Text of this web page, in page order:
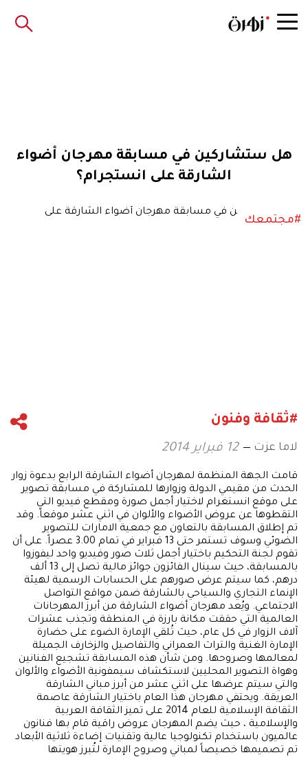
هل ستشاركين في مسابقة مهرجان أضواء
الشارقة على انستجرام؟
#مجتمعك
#ثقافة وفنون
لاما عزت 12 فبراير 2014
قامت الجهة المنظمة لمهرجان أضواء الشارقة الرابع بدعوة زوار
الحدث من مقيمي الدولة وزوارها للمشاركة في مسابقة تصوير
على موقع انستغرام لاختيار أجمل صورة ومقطع فيديو التي
التقطوها عن عروض الأضواء والألوان في اثني عشر موقعاً. وقد
تم إطلاق المسابقة بالتعاون مع جمعية الامارات للتصوير
الضوئي وسوف تستمر حتى 13 فبراير في تمام 3.00 عصراً. على أن
تقوم لجنة التحكيم باختيار أجمل ثلاث صور وفيديو واحد ليفوزوا
بالمسابقة، حيث سينال الفائزون جوائز مالية تصل إلى 13 ألف
درهم، كما سيتم عرض صورهم على الحسابات الرسمية لهيئة
الإنماء التجاري والسياحي بالشارقة ضمن مواقع التواصل
الاجتماعي. ويُعد مهرجان أضواء الشارقة من أبرز المهرجانات
العالمية التي حققت مكانة بارزة في المنطقة وتجذب عشرات
آلاف الزوار في كل عام، حيث تُلقي الإمارة الضوء على حضارة
الإمارة الغنية والتراث العمراني والتفاصيل والزخارف الجميلة
لمعالمها وصروحها. ومن شأن هذه المسابقة تشجيع الفنانين
وهواة التصوير المحليين لاستكشاف سيمفونية الأضواء والألوان
والتي سيتم عرضها على اثني عشر من أبرز مباني الشارقة
العريقة. ويحتفي مهرجان هذا العام باختيار الشارقة عاصمة
الثقافة الإسلامية للعام 2014 على تميز الثقافة العربية
والإسلامية ، حيث يضم المهرجان عروض راقية قام بها فنانون
عالميون باستخدام تكنولوجيا عالية وتقنيات إضاءة ثلاثية الأبعاد
تم تصميمها خصيصاً لمباني وصروح الإمارة لتُبرز هويتها